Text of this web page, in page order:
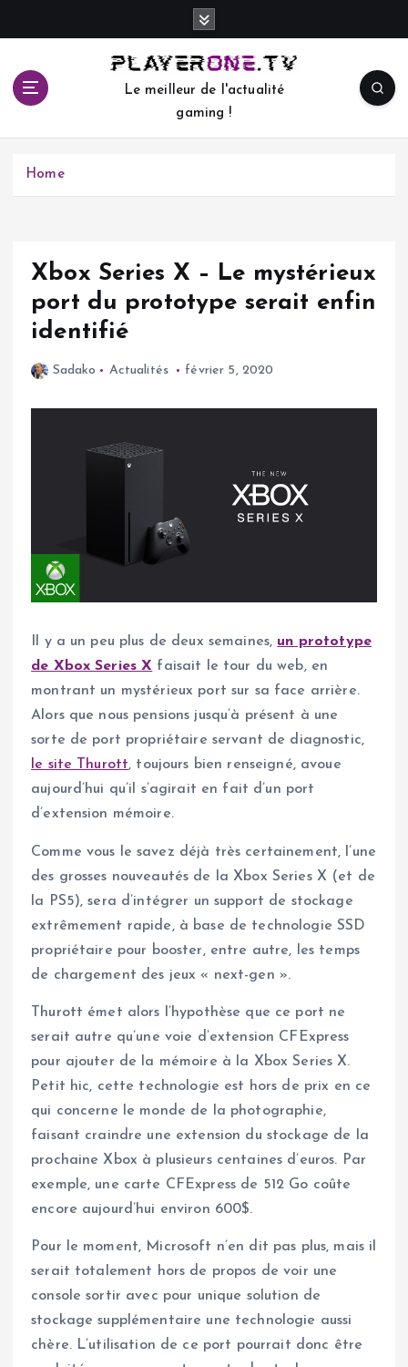
c
Le meilleur de l'actualité
gaming !
Home
Xbox Series X – Le mystérieux
port du prototype serait enfin
identifié
Sadako Actualités février 5, 2020
Il y a un peu plus de deux semaines, un prototype
de Xbox Series X faisait le tour du web, en
montrant un mystérieux port sur sa face arrière.
Alors que nous pensions jusqu’à présent à une
sorte de port propriétaire servant de diagnostic,
le site Thurott, toujours bien renseigné, avoue
aujourd’hui qu’il s’agirait en fait d’un port
d’extension mémoire.
Comme vous le savez déjà très certainement, l’une
des grosses nouveautés de la Xbox Series X (et de
la PS5), sera d’intégrer un support de stockage
extrêmement rapide, à base de technologie SSD
propriétaire pour booster, entre autre, les temps
de chargement des jeux « next-gen ».
Thurott émet alors l’hypothèse que ce port ne
serait autre qu’une voie d’extension CFExpress
pour ajouter de la mémoire à la Xbox Series X.
Petit hic, cette technologie est hors de prix en ce
qui concerne le monde de la photographie,
faisant craindre une extension du stockage de la
prochaine Xbox à plusieurs centaines d’euros. Par
exemple, une carte CFExpress de 512 Go coûte
encore aujourd’hui environ 600$.
Pour le moment, Microsoft n’en dit pas plus, mais il
serait totalement hors de propos de voir une
console sortir avec pour unique solution de
stockage supplémentaire une technologie aussi
chère. L’utilisation de ce port pourrait donc être